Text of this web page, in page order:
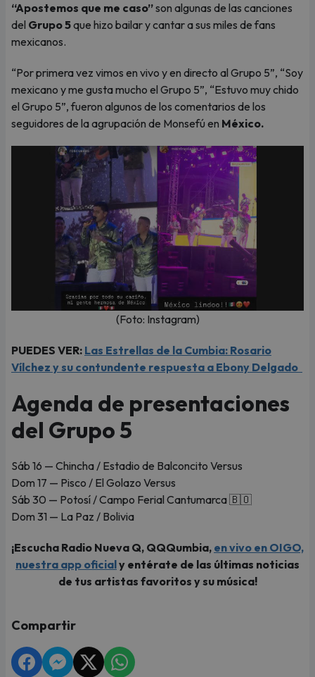
“Apostemos que me caso”son algunas de las canciones
del Grupo 5que hizo bailar y cantar a sus miles de fans
mexicanos.
“Por primera vez vimos en vivo y en directo al Grupo 5”, “Soy
mexicano y me gusta mucho el Grupo 5”, “Estuvo muy chido
el Grupo 5”, fueron algunos de los comentarios de los
seguidores de la agrupación de Monsefú en México.
(Foto: Instagram)
PUEDES VER: Las Estrellas de la Cumbia: Rosario
Vílchez y su contundente respuesta a Ebony Delgado
Agenda de presentaciones
del Grupo 5
Sáb 16 — Chincha / Estadio de Balconcito Versus
Dom 17 — Pisco / El Golazo Versus
Sáb 30 — Potosí / Campo Ferial Cantumarca 🇧🇴
Dom 31 — La Paz / Bolivia
¡Escucha Radio Nueva Q, QQQumbia, en vivo en OIGO,
nuestra app oficialy entérate de las últimas noticias
de tus artistas favoritos y su música!
Compartir